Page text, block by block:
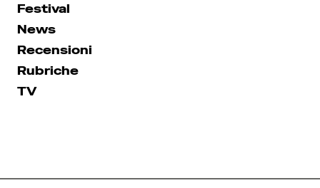
Festival
News
Recensioni
Rubriche
TV